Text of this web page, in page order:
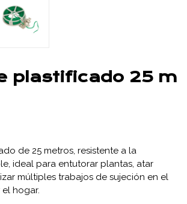
plastificado 25 m
de 25 metros, resistente a la
ideal para entutorar plantas, atar
múltiples trabajos de sujeción en el
hogar.